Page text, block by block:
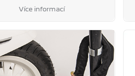
Více informací